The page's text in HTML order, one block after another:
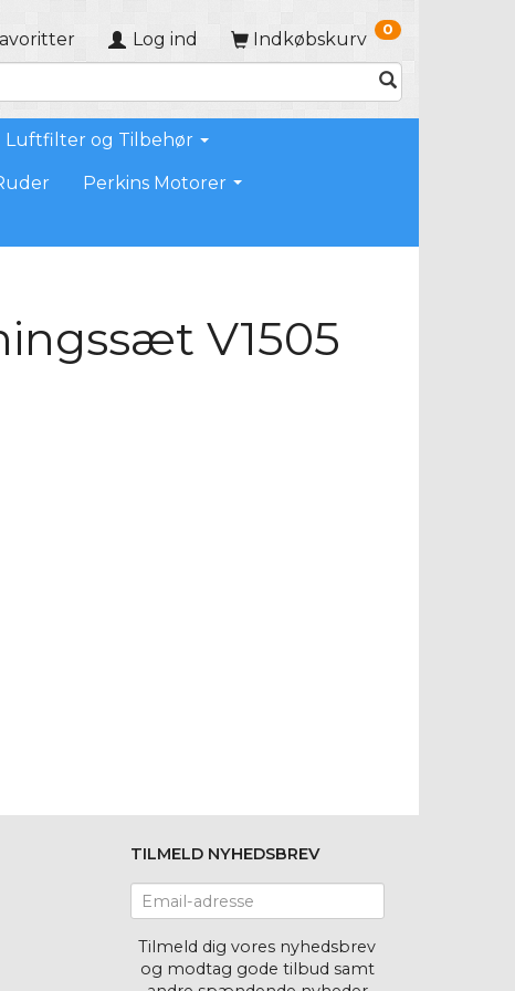
Indkøbskurv 0
Log ind
Luftfilter og Tilbehør
Perkins Motorer
V1505
TILMELD NYHEDSBREV
adresse
Tilmeld dig vores nyhedsbrev
og modtag gode tilbud samt